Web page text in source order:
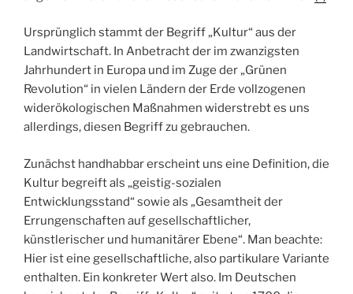
Ursprünglich stammt der Begriff „Kultur“ aus der
Landwirtschaft. In Anbetracht der im zwanzigsten
Jahrhundert in Europa und im Zuge der „Grünen
Revolution“ in vielen Ländern der Erde vollzogenen
widerökologischen Maßnahmen widerstrebt es uns
allerdings, diesen Begriff zu gebrauchen.
Zunächst handhabbar erscheint uns eine Definition, die
Kultur begreift als „geistig-sozialen
Entwicklungsstand“ sowie als „Gesamtheit der
Errungenschaften auf gesellschaftlicher,
künstlerischer und humanitärer Ebene“. Man beachte:
Hier ist eine gesellschaftliche, also partikulare Variante
enthalten. Ein konkreter Wert also. Im Deutschen